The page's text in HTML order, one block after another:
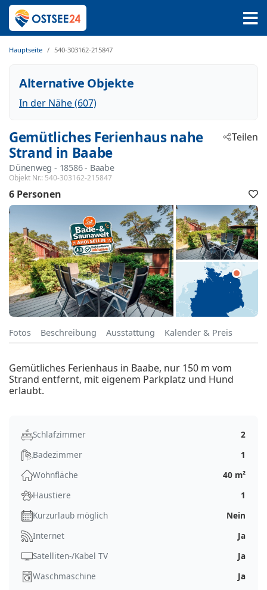
Hauptseite 540-303162-215847
Alternative Objekte
In der Nähe (607)
Gemütliches Ferienhaus nahe
Strand in Baabe
Dünenweg - 18586 - Baabe
Objekt Nr.: 540-303162-215847
Teilen
6 Personen
Fotos Beschreibung Ausstattung Kalender & Preis
Gemütliches Ferienhaus in Baabe, nur 150 m vom
Strand entfernt, mit eigenem Parkplatz und Hund
erlaubt.
Schlafzimmer
2
Badezimmer
1
Wohnfläche
40 m²
Haustiere
1
Kurzurlaub möglich
Nein
Internet
Ja
Satelliten-/Kabel TV
Ja
Waschmaschine
Ja